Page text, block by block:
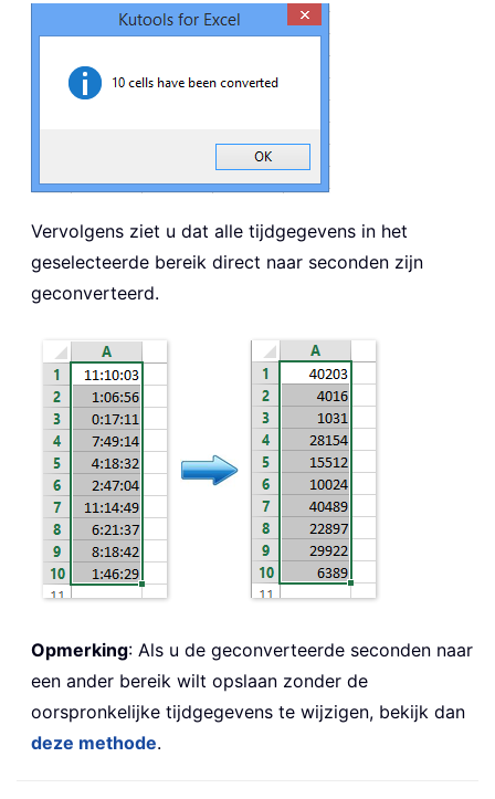
Vervolgens ziet u dat alle tijdgegevens in het
geselecteerde bereik direct naar seconden zijn
geconverteerd.
Opmerking: Als u de geconverteerde seconden naar
een ander bereik wilt opslaan zonder de
oorspronkelijke tijdgegevens te wijzigen, bekijk dan
deze methode.